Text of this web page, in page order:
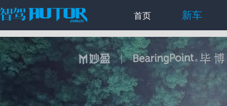
首页 新车